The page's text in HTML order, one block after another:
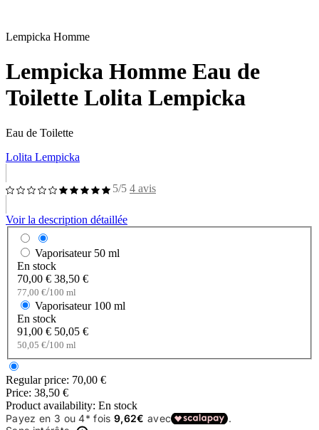
Lempicka Homme
Lempicka Homme Eau de
Toilette Lolita Lempicka
Eau de Toilette
Lolita Lempicka
5/5 4 avis
Voir la description détaillée
Vaporisateur 50 ml
En stock
70,00 € 38,50 €
77,00 €/100 ml
Vaporisateur 100 ml
En stock
91,00 € 50,05 €
50,05 €/100 ml
Regular price: 70,00 €
Price: 38,50 €
Product availability: En stock